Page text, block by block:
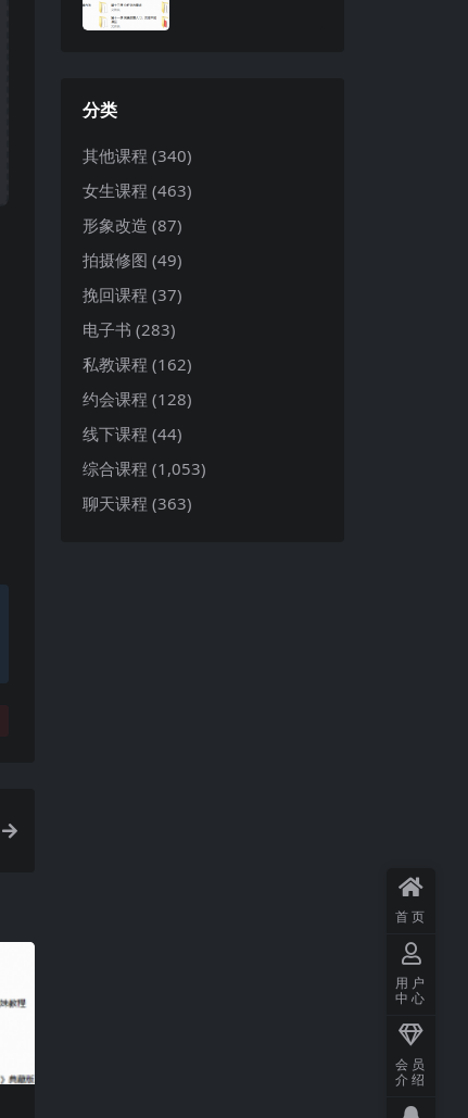
分类
其他课程 (340)
女生课程 (463)
形象改造 (87)
拍摄修图 (49)
挽回课程 (37)
电子书 (283)
私教课程 (162)
约会课程 (128)
线下课程 (44)
综合课程 (1,053)
聊天课程 (363)
首页
用户
中心
会员
介绍